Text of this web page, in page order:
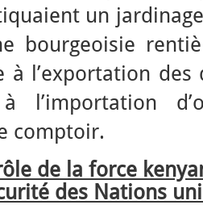
un jardinage
bourgeoisie
à l’exportation
l’importation
comptoir.
de la force
des Nations